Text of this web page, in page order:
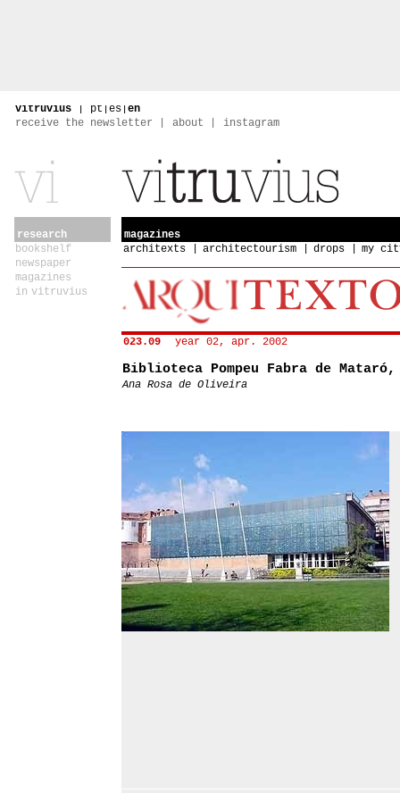
vitruvius | pt | es | en
receive the newsletter
about instagram
research
bookshelf
newspaper
magazines
in vitruvius
magazines
architexts
architectourism drops my
023.09 year 02, apr. 2002
Biblioteca Pompeu Fabra de
Ana Rosa de Oliveira